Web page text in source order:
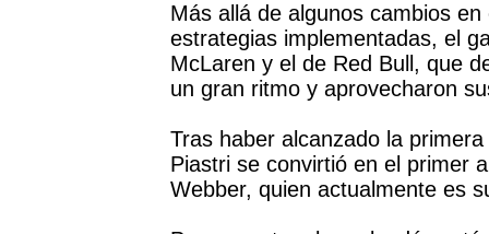
Más allá de algunos cambios
estrategias implementadas, el
McLaren y el de Red Bull, que
un gran ritmo y aprovecharon
Tras haber alcanzado la
Piastri se convirtió en el primer
Webber, quien actualmente es